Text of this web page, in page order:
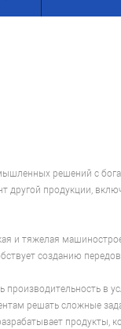
решений с
другой продукции,
и тяжелая
созданию
в
решать сложные